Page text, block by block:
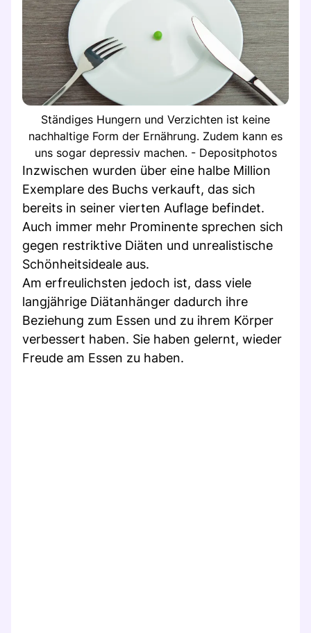
Ständiges Hungern und Verzichten ist keine
nachhaltige Form der Ernährung. Zudem kann es
uns sogar depressiv machen. - Depositphotos
Inzwischen wurden über eine halbe Million
Exemplare des Buchs verkauft, das sich
bereits in seiner vierten Auflage befindet.
Auch immer mehr Prominente sprechen sich
gegen restriktive Diäten und unrealistische
Schönheitsideale aus.
Am erfreulichsten jedoch ist, dass viele
langjährige Diätanhänger dadurch ihre
Beziehung zum Essen und zu ihrem Körper
verbessert haben. Sie haben gelernt, wieder
Freude am Essen zu haben.